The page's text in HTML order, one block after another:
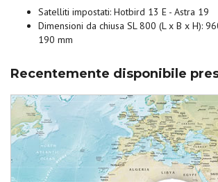
Satelliti impostati: Hotbird 13 E - Astra 19
Dimensioni da chiusa SL 800 (L x B x H):
190 mm
Recentemente disponibile